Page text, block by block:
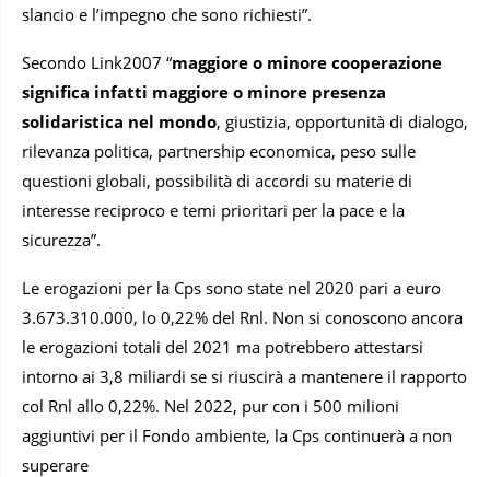
slancio e l’impegno che sono richiesti”.
Secondo Link2007 “maggiore o minore cooperazione
significa infatti maggiore o minore presenza
solidaristica nel mondo, giustizia, opportunità di dialogo,
rilevanza politica, partnership economica, peso sulle
questioni globali, possibilità di accordi su materie di
interesse reciproco e temi prioritari per la pace e la
sicurezza”.
Le erogazioni per la Cps sono state nel 2020 pari a euro
3.673.310.000, lo 0,22% del Rnl. Non si conoscono ancora
le erogazioni totali del 2021 ma potrebbero attestarsi
intorno ai 3,8 miliardi se si riuscirà a mantenere il rapporto
col Rnl allo 0,22%. Nel 2022, pur con i 500 milioni
aggiuntivi per il Fondo ambiente, la Cps continuerà a non
superare